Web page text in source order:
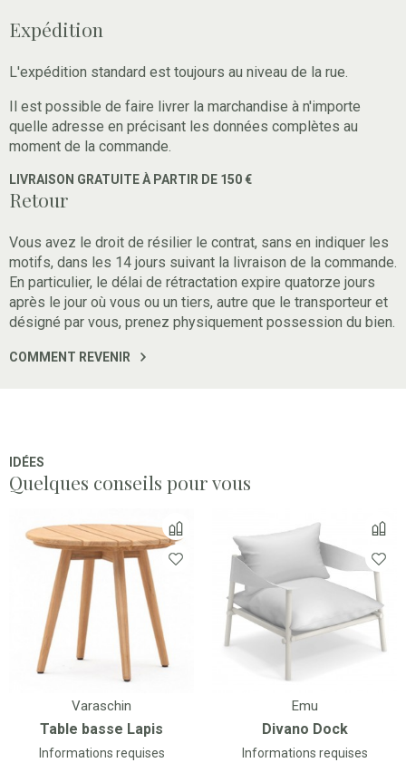
Expédition
L'expédition standard est toujours au niveau de la rue.
Il est possible de faire livrer la marchandise à n'importe
quelle adresse en précisant les données complètes au
moment de la commande.
LIVRAISON GRATUITE À PARTIR DE 150 €
Retour
Vous avez le droit de résilier le contrat, sans en indiquer les
motifs, dans les 14 jours suivant la livraison de la commande.
En particulier, le délai de rétractation expire quatorze jours
après le jour où vous ou un tiers, autre que le transporteur et
désigné par vous, prenez physiquement possession du bien.
COMMENT REVENIR
IDÉES
Quelques conseils pour vous
Varaschin
Table basse Lapis
Informations requises
Emu
Divano Dock
Informations requises